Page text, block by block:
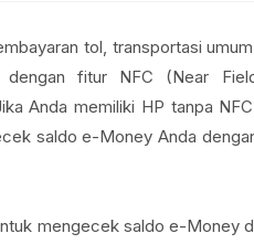
tol, transportasi
dengan fitur NFC (Near
Anda memiliki HP tanpa
saldo e-Money Anda
mengecek saldo e-Money